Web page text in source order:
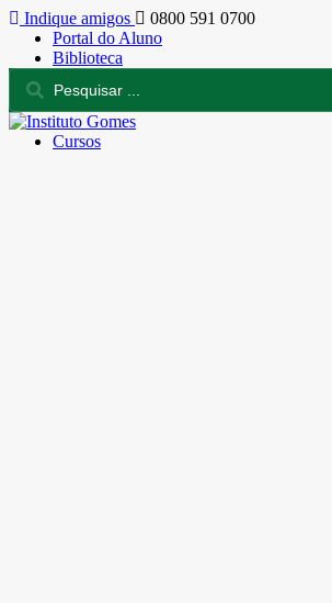
Indique amigos
0800 591 0700
Portal do Aluno
Biblioteca
Cursos